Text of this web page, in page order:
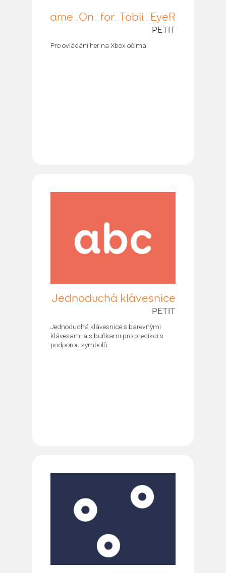
Game_On_for_Tobii_EyeR
PETIT
Pro ovládání her na Xbox očima
Jednoduchá klávesnice
PETIT
Jednoduchá klávesnice s barevnými
klávesami a s buňkami pro predikci s
podporou symbolů.